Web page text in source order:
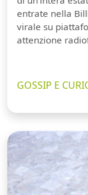
entrate nella
virale su
attenzione
GOSSIP E